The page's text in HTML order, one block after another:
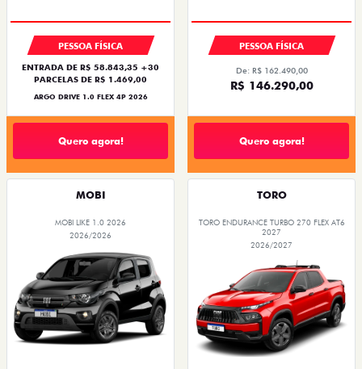
PESSOA FÍSICA
ENTRADA DE R$ 58.843,35 +30
PARCELAS DE R$ 1.469,00
ARGO DRIVE 1.0 FLEX 4P 2026
Quero agora!
PESSOA FÍSICA
De: R$ 162.490,00
R$ 146.290,00
Quero agora!
MOBI
MOBI LIKE 1.0 2026
2026/2026
TORO
TORO ENDURANCE TURBO 270 FLEX AT6
2027
2026/2027